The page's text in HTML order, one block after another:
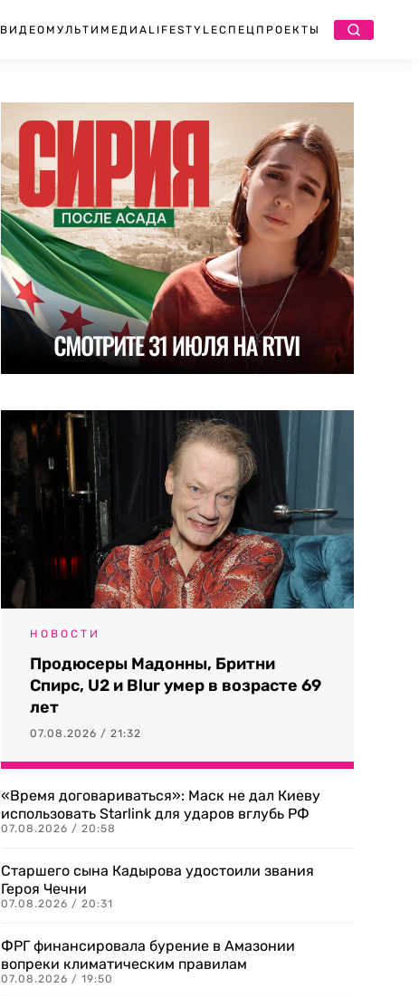
ВИДЕО МУЛЬТИМЕДИА LIFESTYLEСПЕЦПРОЕКТЫ
НОВОСТИ
Продюсеры Мадонны, Бритни
Спирс, U2 и Blur умер в возрасте 69
лет
07.08.2026 / 21:32
«Время договариваться»: Маск не дал Киеву
использовать Starlink для ударов вглубь РФ
07.08.2026 / 20:58
Старшего сына Кадырова удостоили звания
Героя Чечни
07.08.2026 / 20:31
ФРГ финансировала бурение в Амазонии
вопреки климатическим правилам
07.08.2026 / 19:50